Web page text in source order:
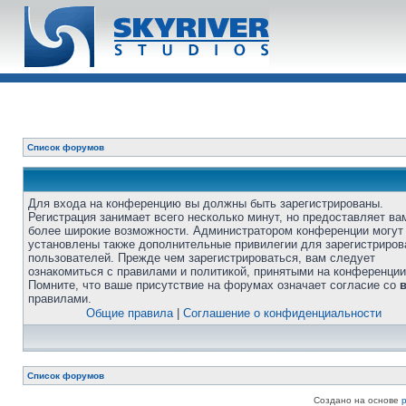
Список форумов
Для входа на конференцию вы должны быть зарегистрированы.
Регистрация занимает всего несколько минут, но предоставляет
более широкие возможности. Администратором конференции
установлены также дополнительные привилегии для
пользователей. Прежде чем зарегистрироваться, вам следует
ознакомиться с правилами и политикой, принятыми на
Помните, что ваше присутствие на форумах означает согласие со
правилами.
Общие правила| Соглашение о конфиденциальности
Список форумов
Создано на основе